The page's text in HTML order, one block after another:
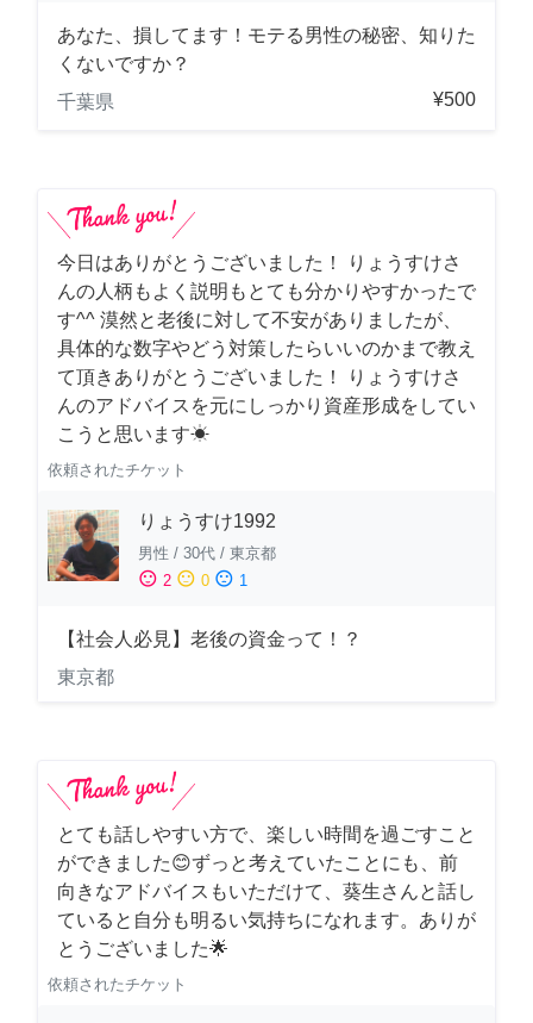
あなた、損してます！モテる男性の秘密、知りた
くないですか？
千葉県
¥500
今日はありがとうございました！ りょうすけさ
んの人柄もよく説明もとても分かりやすかったで
す^^ 漠然と老後に対して不安がありましたが、
具体的な数字やどう対策したらいいのかまで教え
て頂きありがとうございました！ りょうすけさ
んのアドバイスを元にしっかり資産形成をしてい
こうと思います☀︎
依頼されたチケット
りょうすけ1992
男性 / 30代 / 東京都
sentiment_satisfied 2 sentiment_neutral 0 sentiment_dissatisfied 1
【社会人必見】老後の資金って！？
東京都
とても話しやすい方で、楽しい時間を過ごすこと
ができました😊ずっと考えていたことにも、前
向きなアドバイスもいただけて、葵生さんと話し
ていると自分も明るい気持ちになれます。ありが
とうございました🌟
依頼されたチケット